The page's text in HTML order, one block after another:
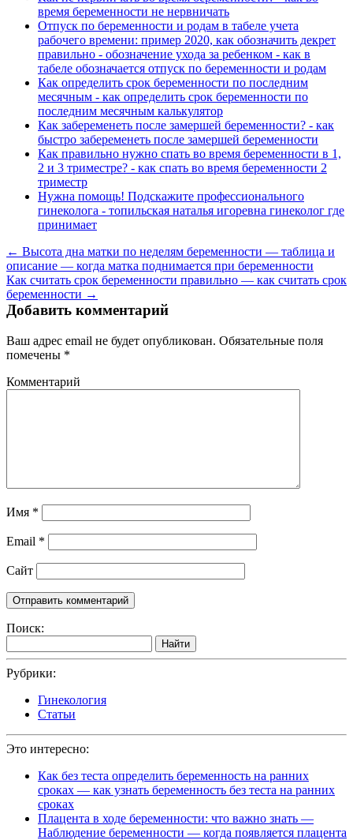
время беременности не нервничать
Отпуск по беременности и родам в табеле учета
рабочего времени: пример 2020, как обозначить декрет
правильно - обозначение ухода за ребенком - как в
табеле обозначается отпуск по беременности и родам
Как определить срок беременности по последним
месячным - как определить срок беременности по
последним месячным калькулятор
Как забеременеть после замершей беременности? - как
быстро забеременеть после замершей беременности
Как правильно нужно спать во время беременности в 1,
2 и 3 триместре? - как спать во время беременности 2
триместр
Нужна помощь! Подскажите профессионального
гинеколога - топильская наталья игоревна гинеколог где
принимает
← Высота дна матки по неделям беременности — таблица и
описание — когда матка поднимается при беременности
Как считать срок беременности правильно — как считать срок
беременности →
Добавить комментарий
Ваш адрес email не будет опубликован. Обязательные поля
помечены *
Комментарий
Имя *
Email *
Сайт
Поиск:
Найти
Рубрики:
Гинекология
Статьи
Это интересно:
Как без теста определить беременность на ранних
сроках — как узнать беременность без теста на ранних
сроках
Плацента в ходе беременности: что важно знать —
Наблюдение беременности — когда появляется плацента